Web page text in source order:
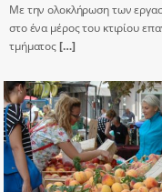
Με την ολοκλήρωση των
στο ένα μέρος του κτιρίου
τμήματος[…]